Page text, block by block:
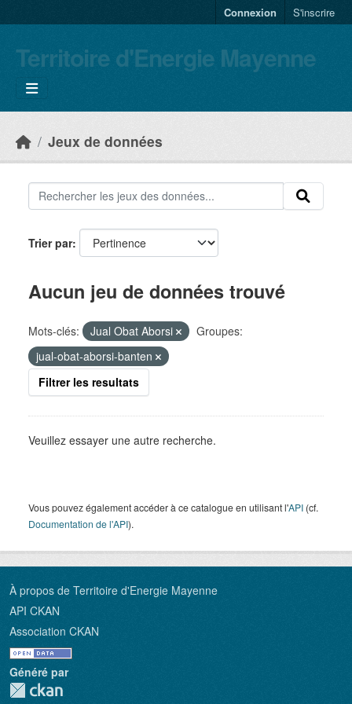
Connexion S'inscrire
Territoire d'Energie Mayenne
Jeux de données
Trier par
Aucun jeu de données trouvé
Mots-clés: Jual Obat Aborsi
Groupes:
jual-obat-aborsi-banten
Filtrer les resultats
Veuillez essayer une autre recherche.
Vous pouvez également accéder à ce catalogue en utilisant l'API (cf.
Documentation de l'API).
À propos de Territoire d'Energie Mayenne
API CKAN
Association CKAN
Généré par